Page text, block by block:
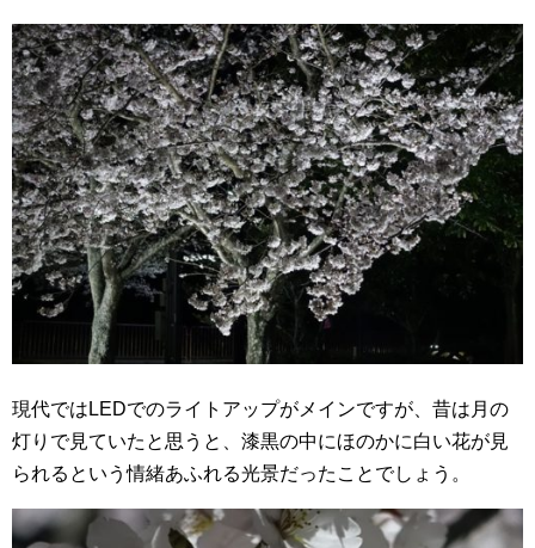
現代ではLEDでのライトアップがメインですが、昔は月の
灯りで見ていたと思うと、漆黒の中にほのかに白い花が見
られるという情緒あふれる光景だったことでしょう。